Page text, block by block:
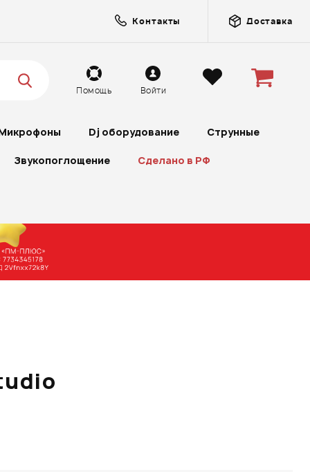
Контакты Доставка
Помощь Войти
Dj оборудование Струнные
Звукопоглощение Сделано в РФ